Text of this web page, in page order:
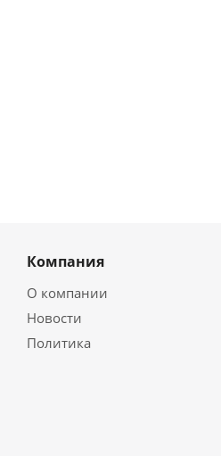
Компания
О компании
Новости
Политика